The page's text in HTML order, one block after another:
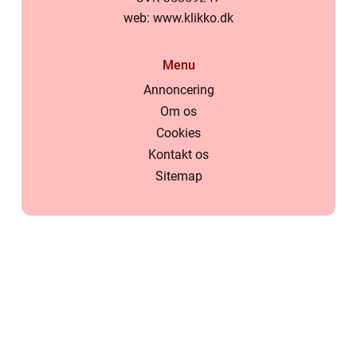
web: www.klikko.dk
Menu
Annoncering
Om os
Cookies
Kontakt os
Sitemap